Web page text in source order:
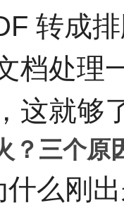
转成
档处理
这就够
？三个原
什么刚